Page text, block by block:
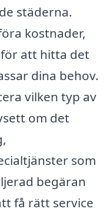
städerna.
kostnader,
att hitta det
dina behov.
vilken typ av
om det
som
begäran
få rätt service